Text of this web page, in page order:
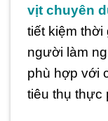
vịt chuyên
tiết kiệm
người làm
phù hợp với
tiêu thụ thực